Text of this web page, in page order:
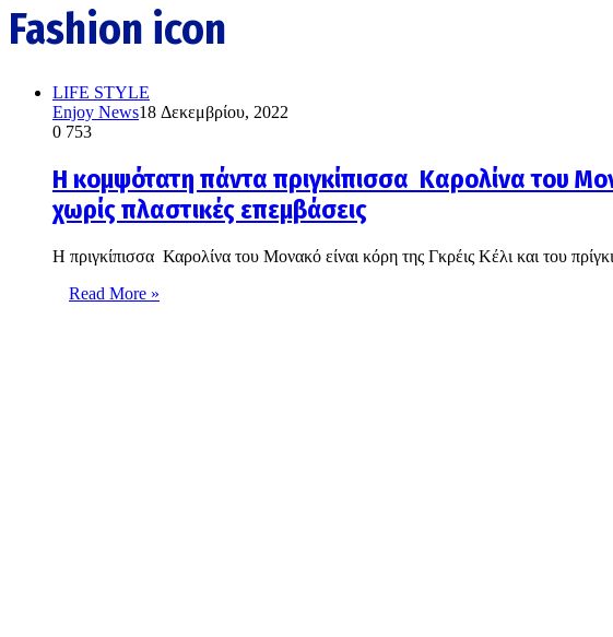
Fashion icon
LIFE STYLE
Enjoy News18 Δεκεμβρίου, 2022
0 753
H κομψότατη πάντα πριγκίπισσα Καρολίνα του
χωρίς πλαστικές επεμβάσεις
H πριγκίπισσα Καρολίνα του Μονακό είναι κόρη της Γκρέις Κέλι και του
Read More »